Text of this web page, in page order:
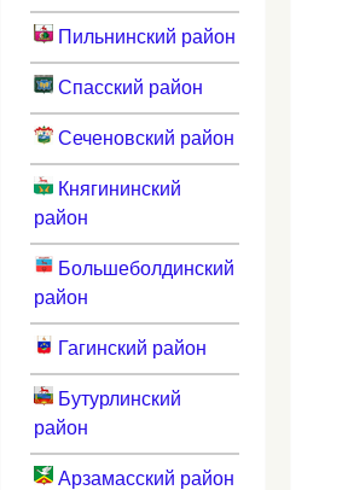
Пильнинский район
Спасский район
Сеченовский район
Княгининский
район
Большеболдинский
район
Гагинский район
Бутурлинский
район
Арзамасский район